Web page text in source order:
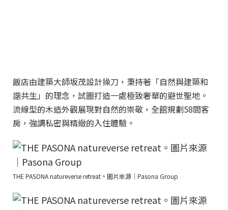
飯店由建築大師坂茂設計操刀，秉持著「自然與建築和
諧共生」的理念，試圖打造一處極致奢華的避世聖地。
流線型的木造外觀展現對自然的崇敬，全館規劃58間客
房，強調私密與精緻的入住體驗。
THE PASONA natureverse retreat。圖片來源｜Pasona Group